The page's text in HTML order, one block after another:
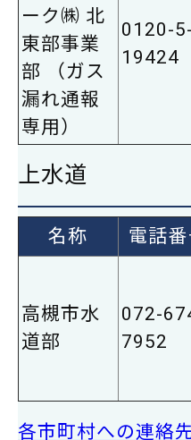
ーク㈱ 北
東部事業
部 （ガス
漏れ通報
専用）
0120-5-
19424
上水道
名称 電話番
高槻市水
道部
072-
7952
各市町村への連絡